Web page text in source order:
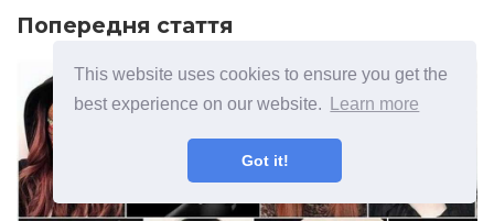
This website uses cookies to ensure you get the
best experience on our website.
Learn more
Got it!
Попередня стаття